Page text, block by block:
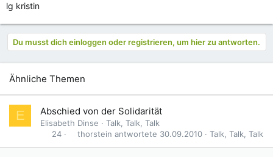
lg kristin
Du musst dich einloggen oder registrieren, um hier zu antworten.
Ähnliche Themen
E Abschied von der Solidarität
Elisabeth Dinse
Talk, Talk, Talk
24
Talk, Talk, Talk
30.09.2010
thorstein